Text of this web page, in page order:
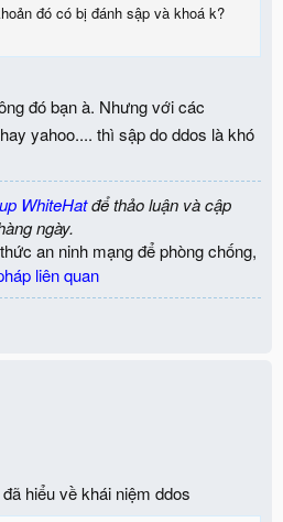
đó có bị đánh sập và khoá k?
đó bạn à. Nhưng với các
yahoo.... thì sập do ddos là khó
WhiteHatđể thảo luận và cập
ngày.
an ninh mạng để phòng chống,
liên quan
hiểu về khái niệm ddos